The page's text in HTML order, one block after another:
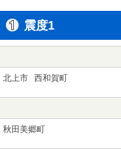
震度1
北上市 西和賀町
秋田美郷町